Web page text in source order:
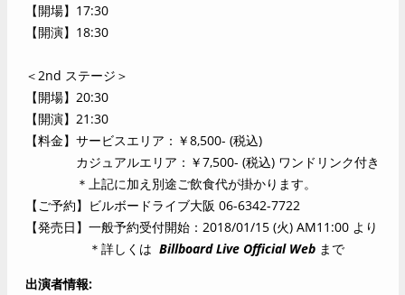
【開場】17:30
【開演】18:30
＜2nd ステージ＞
【開場】20:30
【開演】21:30
【料金】サービスエリア：￥8,500- (税込)
カジュアルエリア：￥7,500- (税込) ワンドリンク付き
＊上記に加え別途ご飲食代が掛かります。
【ご予約】ビルボードライブ大阪 06-6342-7722
【発売日】一般予約受付開始：2018/01/15 (火) AM11:00 より
＊詳しくは Billboard Live Official Webまで
出演者情報